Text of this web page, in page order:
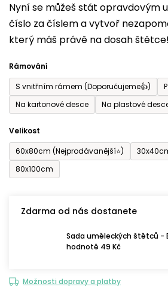
Nyní se můžeš stát opravdovým
číslo za číslem a vytvoř
který máš právě na dosah štětce!
Rámování
S vnitřním rámem (Doporučujeme👍)
Na kartonové desce
Na plastové
Velikost
60x80cm (Nejprodávanější⭐)
80x100cm
Zdarma od nás dostanete
Sada uměleckých štětců -
hodnotě 49 Kč
Možnosti dopravy a platby
produktu
je
0,0
5
hvězdiček.